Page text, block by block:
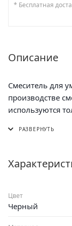
* Бесплатная
Описание
Смеситель для
производстве
используются
Крепление: гайка.
Цвет
Черный